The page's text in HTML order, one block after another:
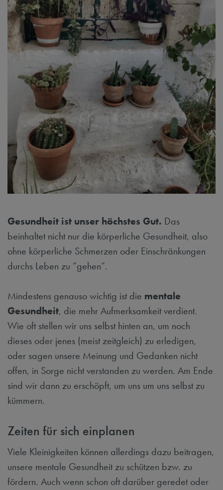
Gesundheit ist unser höchstes Gut. Das
beinhaltet nicht nur die körperliche Gesundheit, also
ohne körperliche Schmerzen oder Einschränkungen
durchs Leben zu “gehen”.
Mindestens genauso wichtig ist die mentale
Gesundheit, die mehr Aufmerksamkeit verdient.
Wie oft stellen wir uns selbst hinten an, um noch
dieses oder jenes (meist zeitgleich) zu erledigen,
oder sagen unsere Meinung und Gedanken nicht
offen, in Sorge nicht verstanden zu werden. Am Ende
sind wir dann zu erschöpft, um uns um uns selbst zu
kümmern.
Zeiten für sich einplanen
Viele Kleinigkeiten können allerdings dazu beitragen,
unsere mentale Gesundheit zu schützen bzw. zu
fördern. Auch wenn schon oft darüber geredet oder